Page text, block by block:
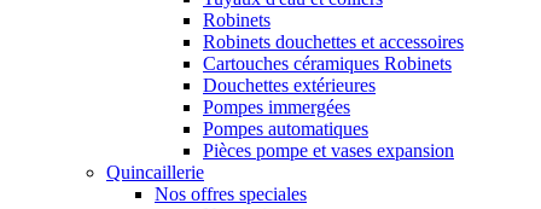
Robinets
Robinets douchettes et accessoires
Cartouches céramiques Robinets
Douchettes extérieures
Pompes immergées
Pompes automatiques
Pièces pompe et vases expansion
Quincaillerie
Nos offres speciales